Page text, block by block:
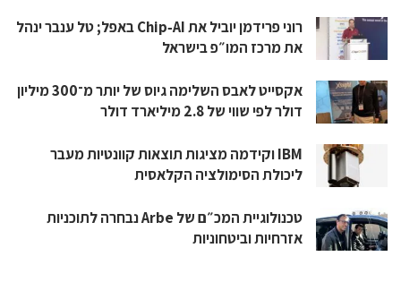
רוני פרידמן יוביל את Chip‑AI באפל; טל ענבר ינהל
את מרכז המו״פ בישראל
אקסייט לאבס השלימה גיוס של יותר מ־300 מיליון
דולר לפי שווי של 2.8 מיליארד דולר
IBM וקידמה מציגות תוצאות קוונטיות מעבר
ליכולת הסימולציה הקלאסית
טכנולוגיית המכ״ם של Arbe נבחרה לתוכניות
אזרחיות וביטחוניות